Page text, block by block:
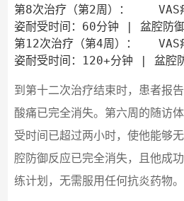
第8次治疗（第2周）：
姿耐受时间：60分钟 | 盆腔防
第12次治疗（第4周）：
到第十二次治疗结束时，患者报
酸痛已完全消失。第六周的随访
受时间已超过两小时，使他能够
腔防御反应已完全消失，且他成
练计划，无需服用任何抗炎药物